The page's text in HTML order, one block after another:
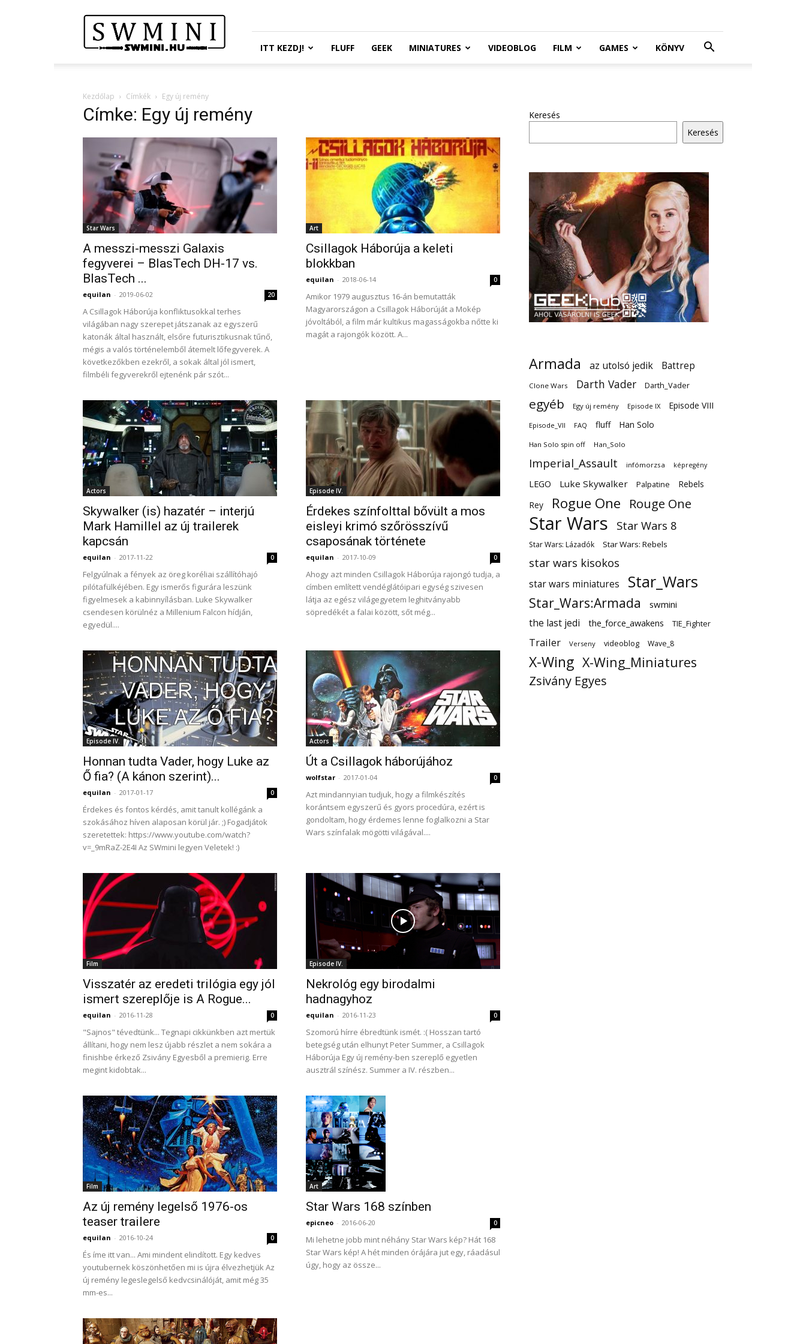
Wars
Miniatures
Portál
ITT KEZDJ! FLUFF GEEK MINIATURES VIDEOBLOG FILM GAMES KÖNYV
Kezdőlap Címkék Egy új remény
Címke: Egy új remény
Star Wars
A messzi-messzi Galaxis
fegyverei – BlasTech DH-17 vs.
BlasTech ...
equilan - 2019-06-02 20
A Csillagok Háborúja konfliktusokkal terhes
világában nagy szerepet játszanak az egyszerű
katonák által használt, elsőre futurisztikusnak tűnő,
mégis a valós történelemből átemelt lőfegyverek. A
következőkben ezekről, a sokak által jól ismert,
filmbéli fegyverekről ejtenénk pár szót...
Art
Csillagok Háborúja a keleti
blokkban
equilan - 2018-06-14 0
Amikor 1979 augusztus 16-án bemutatták
Magyarországon a Csillagok Háborúját a Mokép
jóvoltából, a film már kultikus magasságokba nőtte ki
magát a rajongók között. A...
Actors
Skywalker (is) hazatér – interjú
Mark Hamillel az új trailerek
kapcsán
equilan - 2017-11-22 0
Felgyúlnak a fények az öreg koréliai szállítóhajó
pilótafülkéjében. Egy ismerős figurára leszünk
figyelmesek a kabinnyílásban. Luke Skywalker
csendesen körülnéz a Millenium Falcon hídján,
egyedül....
Episode IV.
Érdekes színfolttal bővült a mos
eisleyi krimó szőrösszívű
csaposának története
equilan - 2017-10-09 0
Ahogy azt minden Csillagok Háborúja rajongó tudja, a
címben említett vendéglátóipari egység szivesen
látja az egész világegyetem leghitványabb
söpredékét a falai között, sőt még...
Episode IV.
Honnan tudta Vader, hogy Luke az
Ő fia? (A kánon szerint)...
equilan - 2017-01-17 0
Érdekes és fontos kérdés, amit tanult kollégánk a
szokásához híven alaposan körül jár. ;) Fogadjátok
szeretettek: https://www.youtube.com/watch?
v=_9mRaZ-2E4I Az SWmini legyen Veletek! :)
Actors
Út a Csillagok háborújához
wolfstar - 2017-01-04 0
Azt mindannyian tudjuk, hogy a filmkészítés
korántsem egyszerű és gyors procedúra, ezért is
gondoltam, hogy érdemes lenne foglalkozni a Star
Wars színfalak mögötti világával....
Film
Visszatér az eredeti trilógia egy jól
ismert szereplője is A Rogue...
equilan - 2016-11-28 0
"Sajnos" tévedtünk... Tegnapi cikkünkben azt mertük
állítani, hogy nem lesz újabb részlet a nem sokára a
finishbe érkező Zsivány Egyesből a premierig. Erre
megint kidobtak...
Episode IV.
Nekrológ egy birodalmi
hadnagyhoz
equilan - 2016-11-23 0
Szomorú hírre ébredtünk ismét. :( Hosszan tartó
betegség után elhunyt Peter Summer, a Csillagok
Háborúja Egy új remény-ben szereplő egyetlen
ausztrál színész. Summer a IV. részben...
Film
Az új remény legelső 1976-os
teaser trailere
equilan - 2016-10-24 0
És íme itt van... Ami mindent elindított. Egy kedves
youtubernek köszönhetően mi is újra élvezhetjük Az
új remény legeslegelső kedvcsinálóját, amit még 35
mm-es...
Art
Star Wars 168 színben
epicneo - 2016-06-20 0
Mi lehetne jobb mint néhány Star Wars kép? Hát 168
Star Wars kép! A hét minden órájára jut egy, ráadásul
úgy, hogy az össze...
Keresés
Keresés
Armada az utolsó jedik Battrep
Clone Wars Darth Vader Darth_Vader
egyéb Egy új remény Episode IX Episode VIII
Episode_VII FAQ fluff Han Solo
Han Solo spin off Han_Solo
Imperial_Assault infómorzsa képregény
LEGO Luke Skywalker Palpatine
Rebels
Rey
Rogue One Rouge One
Star Wars Star Wars 8
Star Wars: Lázadók Star Wars: Rebels
star wars kisokos
star wars miniatures Star_Wars
Star_Wars:Armada swmini
the last jedi the_force_awakens TIE_Fighter
Trailer Verseny videoblog Wave_8
X-Wing X-Wing_Miniatures
Zsivány Egyes